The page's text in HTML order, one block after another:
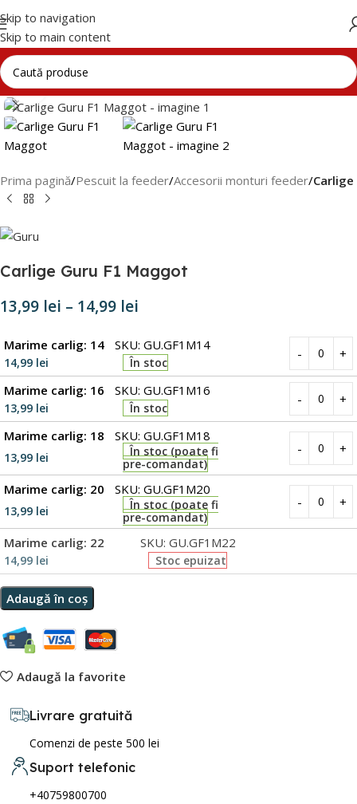
Skip to navigation
Skip to main content
Click to enlarge
Prima pagină Pescuit la feeder Accesorii monturi feeder Carlige
Carlige Guru F1 Maggot
13,99 lei – 14,99 lei
Marime carlig: 14
14,99 lei În stoc
SKU: GU.GF1M14
Marime carlig: 16
13,99 lei În stoc
SKU: GU.GF1M16
Marime carlig: 18
13,99 lei
În stoc (poate fi
pre-comandat)
SKU: GU.GF1M18
Marime carlig: 20
13,99 lei
În stoc (poate fi
pre-comandat)
SKU: GU.GF1M20
Marime carlig: 22
14,99 lei Stoc epuizat
SKU: GU.GF1M22
Adaugă în coș
Adaugă la favorite
Livrare gratuită
Comenzi de peste 500 lei
Suport telefonic
+40759800700